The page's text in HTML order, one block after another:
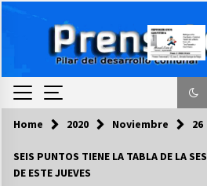
COLUMNISTA
Home 2020 Noviembre 26
SEIS PUNTOS TIENE LA TABLA DE LA
DE ESTE JUEVES